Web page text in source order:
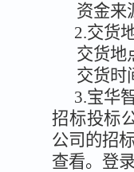
资金来
2.交货
交货地
交货时
3.宝华
招标投标
公司的招
查看。 登